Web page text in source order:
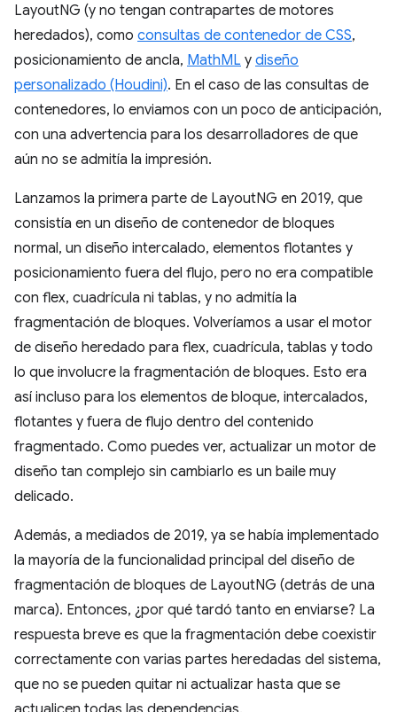
LayoutNG (y no tengan contrapartes de motores
heredados), como consultas de contenedor de CSS,
posicionamiento de ancla, MathML y diseño
personalizado (Houdini). En el caso de las consultas de
contenedores, lo enviamos con un poco de anticipación,
con una advertencia para los desarrolladores de que
aún no se admitía la impresión.
Lanzamos la primera parte de LayoutNG en 2019, que
consistía en un diseño de contenedor de bloques
normal, un diseño intercalado, elementos flotantes y
posicionamiento fuera del flujo, pero no era compatible
con flex, cuadrícula ni tablas, y no admitía la
fragmentación de bloques. Volveríamos a usar el motor
de diseño heredado para flex, cuadrícula, tablas y todo
lo que involucre la fragmentación de bloques. Esto era
así incluso para los elementos de bloque, intercalados,
flotantes y fuera de flujo dentro del contenido
fragmentado. Como puedes ver, actualizar un motor de
diseño tan complejo sin cambiarlo es un baile muy
delicado.
Además, a mediados de 2019, ya se había implementado
la mayoría de la funcionalidad principal del diseño de
fragmentación de bloques de LayoutNG (detrás de una
marca). Entonces, ¿por qué tardó tanto en enviarse? La
respuesta breve es que la fragmentación debe coexistir
correctamente con varias partes heredadas del sistema,
que no se pueden quitar ni actualizar hasta que se